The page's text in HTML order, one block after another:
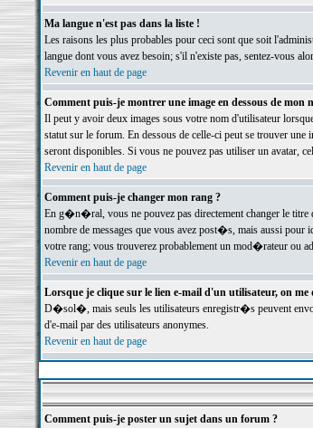
Ma langue n'est pas dans la liste !
Les raisons les plus probables pour ceci sont que soit
langue dont vous avez besoin; s'il n'existe pas, sentez-vous
Revenir en haut de page
Comment puis-je montrer une image en dessous de mon
Il peut y avoir deux images sous votre nom d'utilisateur
statut sur le forum. En dessous de celle-ci peut se trouver
seront disponibles. Si vous ne pouvez pas utiliser un avatar,
Revenir en haut de page
Comment puis-je changer mon rang ?
En g�n�ral, vous ne pouvez pas directement changer le
nombre de messages que vous avez post�s, mais aussi
votre rang; vous trouverez probablement un mod�rateur ou
Revenir en haut de page
Lorsque je clique sur le lien e-mail d'un utilisateur, on me
D�sol�, mais seuls les utilisateurs enregistr�s peuvent
d'e-mail par des utilisateurs anonymes.
Revenir en haut de page
Comment puis-je poster un sujet dans un forum ?